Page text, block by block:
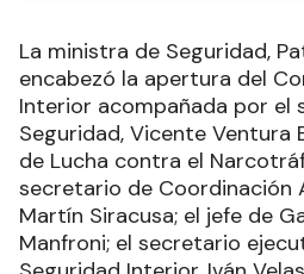
La ministra de Seguridad,
encabezó la apertura del
Interior acompañada por el
Seguridad, Vicente Ventura
de Lucha contra el
secretario de Coordinación
Martín Siracusa; el jefe de
Manfroni; el secretario